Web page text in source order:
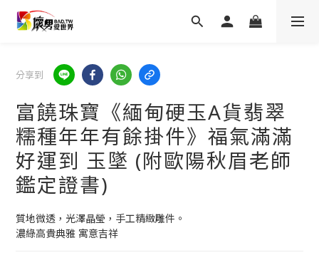
分享到
富饒珠寶《緬甸硬玉A貨翡翠
糯種年年有餘掛件》福氣滿滿
好運到 玉墜 (附歐陽秋眉老師
鑑定證書)
質地微透，光澤晶瑩，手工精緻雕件。
濃綠高貴典雅 寓意吉祥